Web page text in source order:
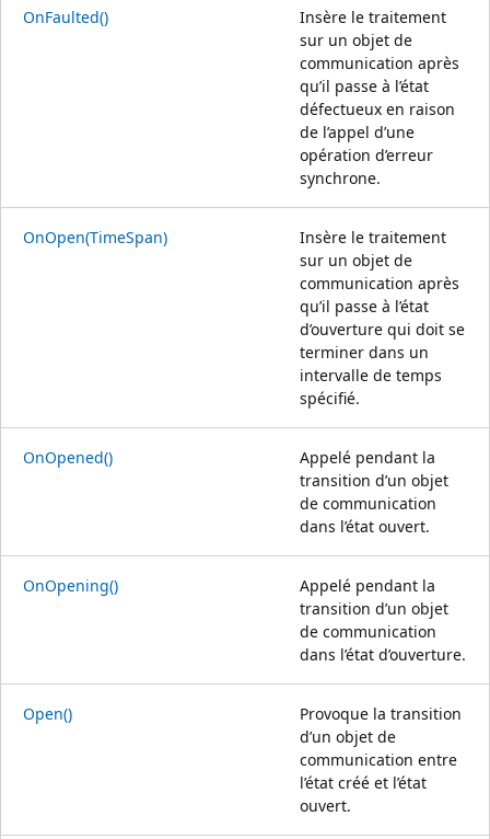
OnFaulted()
Insère le traitement
sur un objet de
communication après
qu’il passe à l’état
défectueux en raison
de l’appel d’une
opération d’erreur
synchrone.
OnOpen(TimeSpan)
Insère le traitement
sur un objet de
communication après
qu’il passe à l’état
d’ouverture qui doit se
terminer dans un
intervalle de temps
spécifié.
OnOpened()
Appelé pendant la
transition d’un objet
de communication
dans l’état ouvert.
OnOpening()
Appelé pendant la
transition d’un objet
de communication
dans l’état d’ouverture.
Open()
Provoque la transition
d’un objet de
communication entre
l’état créé et l’état
ouvert.